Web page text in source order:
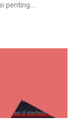
penting....